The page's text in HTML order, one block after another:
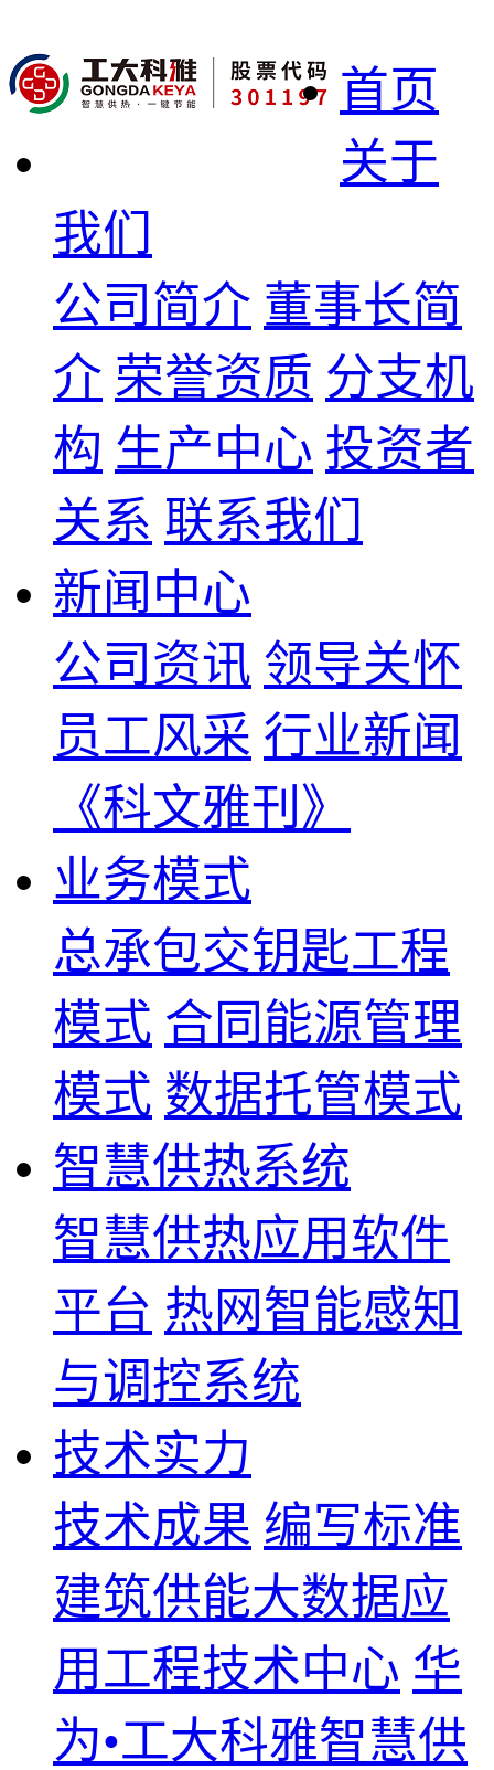
首页
关于
我们
公司简介 董事长简
介 荣誉资质 分支机
构 生产中心 投资者
关系 联系我们
新闻中心
公司资讯 领导关怀
员工风采 行业新闻
《科文雅刊》
业务模式
总承包交钥匙工程
模式 合同能源管理
模式 数据托管模式
智慧供热系统
智慧供热应用软件
平台 热网智能感知
与调控系统
技术实力
技术成果 编写标准
建筑供能大数据应
用工程技术中心 华
为•工大科雅智慧供